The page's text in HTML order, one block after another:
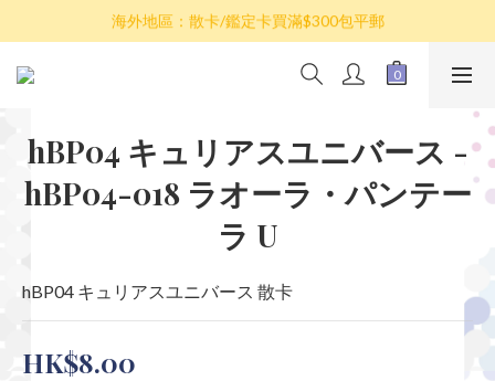
散卡買滿$100包平郵，全部產品買滿$800包順豐(香港境內)
海外地區：散卡/鑑定卡買滿$300包平郵
澳門/台灣/新加坡/馬來西亞/韓國可選擇以順豐到付發貨
hBP04 キュリアスユニバース -
hBP04-018 ラオーラ・パンテー
ラ U
hBP04 キュリアスユニバース 散卡
HK$8.00